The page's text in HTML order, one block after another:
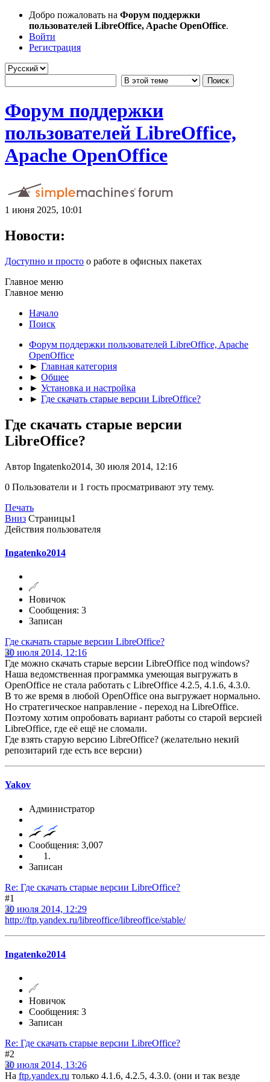
Добро пожаловать на Форум поддержки
пользователей LibreOffice, Apache OpenOffice.
Войти
Регистрация
Форум поддержки
пользователей LibreOffice,
Apache OpenOffice
1 июня 2025, 10:01
Новости:
Доступно и просто о работе в офисных пакетах
Главное меню
Главное меню
Начало
Поиск
Форум поддержки пользователей LibreOffice, Apache
OpenOffice
► Главная категория
► Общее
► Установка и настройка
► Где скачать старые версии LibreOffice?
Где скачать старые версии
LibreOffice?
Автор Ingatenko2014, 30 июля 2014, 12:16
0 Пользователи и 1 гость просматривают эту тему.
Печать
Вниз Страницы1
Действия пользователя
Ingatenko2014
Новичок
Сообщения: 3
Записан
Где скачать старые версии LibreOffice?
30 июля 2014, 12:16
Где можно скачать старые версии LibreOffice под windows?
Наша ведомственная программка умеющая выгружать в
OpenOffice не стала работать с LibreOffice 4.2.5, 4.1.6, 4.3.0.
В то же время в любой OpenOffice она выгружает нормально.
Но стратегическое направление - переход на LibreOffice.
Поэтому хотим опробовать вариант работы со старой версией
LibreOffice, где её ещё не сломали.
Где взять старую версию LibreOffice? (желательно некий
репозитарий где есть все версии)
Yakov
Администратор
Сообщения: 3,007
Записан
Re: Где скачать старые версии LibreOffice?
#1
30 июля 2014, 12:29
http://ftp.yandex.ru/libreoffice/libreoffice/stable/
Ingatenko2014
Новичок
Сообщения: 3
Записан
Re: Где скачать старые версии LibreOffice?
#2
30 июля 2014, 13:26
На ftp.yandex.ru только 4.1.6, 4.2.5, 4.3.0. (они и так везде